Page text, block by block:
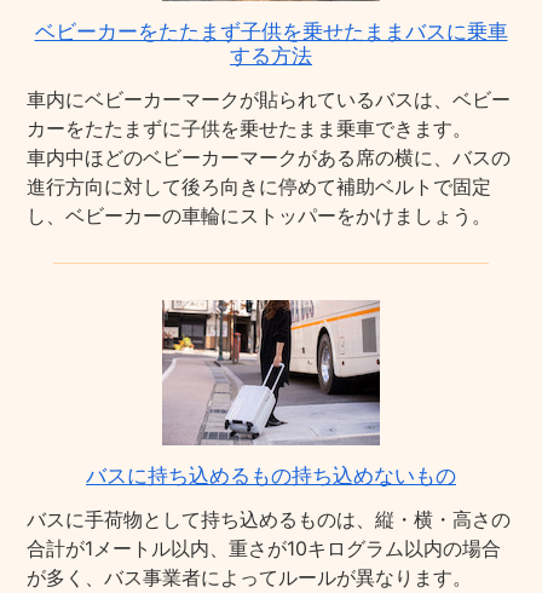
ベビーカーをたたまず子供を乗せたままバスに乗車
する方法
車内にベビーカーマークが貼られているバスは、ベビー
カーをたたまずに子供を乗せたまま乗車できます。
車内中ほどのベビーカーマークがある席の横に、バスの
進行方向に対して後ろ向きに停めて補助ベルトで固定
し、ベビーカーの車輪にストッパーをかけましょう。
バスに持ち込めるもの持ち込めないもの
バスに手荷物として持ち込めるものは、縦・横・高さの
合計が1メートル以内、重さが10キログラム以内の場合
が多く、バス事業者によってルールが異なります。